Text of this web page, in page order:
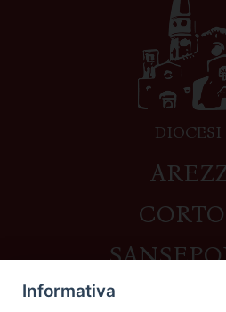
DIOCESI
Informativa